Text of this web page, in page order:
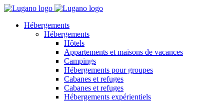
Hébergements
Hébergements
Hôtels
Appartements et maisons de vacances
Campings
Hébergements pour groupes
Cabanes et refuges
Cabanes et refuges
Hébergements expérientiels